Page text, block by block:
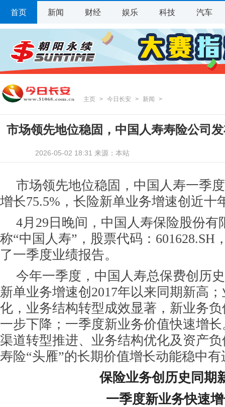
首页 新闻 财经 娱乐 科技 汽车
主页 > 今日长安 > 新闻 >
市场领先地位稳固，中国人寿寿险公司
2026-05-02 18:31 来源：本站
市场领先地位稳固，中国人寿一季
增长75.5%，长险新单业务增速创近十
4月29日晚间，中国人寿保险股份有
称“中国人寿”，股票代码：601628.SH
了一季度业绩报告。
今年一季度，中国人寿总保费创历
新单业务增速创2017年以来同期新高
化，业务结构转型成效显著，新业务
一步下降；一季度新业务价值快速增
渠道转型推进、业务结构优化及资产
寿险“头雁”的长期价值增长动能稳中有
保险业务创历史同期
一季度新业务快速